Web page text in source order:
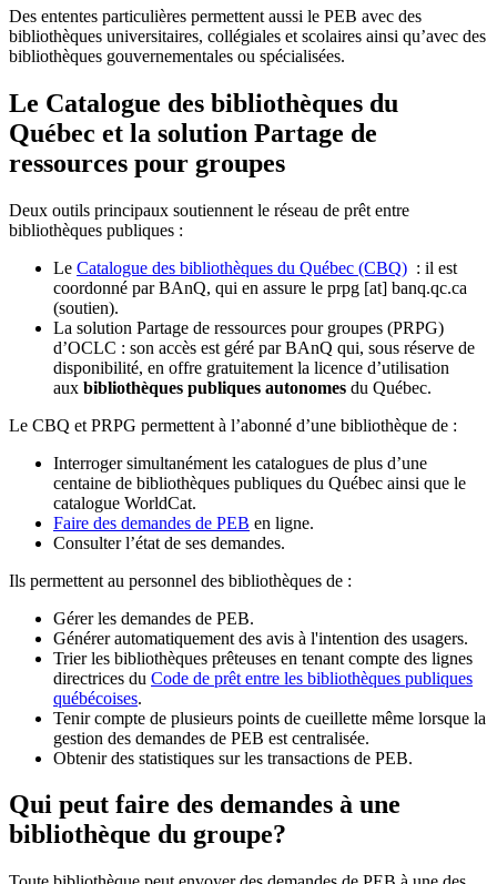
Des ententes particulières permettent aussi le PEB avec des
bibliothèques universitaires, collégiales et scolaires ainsi qu’avec des
bibliothèques gouvernementales ou spécialisées.
Le Catalogue des bibliothèques du
Québec et la solution Partage de
ressources pour groupes
Deux outils principaux soutiennent le réseau de prêt entre
bibliothèques publiques :
Le Catalogue des bibliothèques du Québec (CBQ) : il est
coordonné par BAnQ, qui en assure le prpg [at] banq.qc.ca
(soutien).
La solution Partage de ressources pour groupes (PRPG)
d’OCLC : son accès est géré par BAnQ qui, sous réserve de
disponibilité, en offre gratuitement la licence d’utilisation
aux bibliothèques publiques autonomes du Québec.
Le CBQ et PRPG permettent à l’abonné d’une bibliothèque de :
Interroger simultanément les catalogues de plus d’une
centaine de bibliothèques publiques du Québec ainsi que le
catalogue WorldCat.
Faire des demandes de PEB en ligne.
Consulter l’état de ses demandes.
Ils permettent au personnel des bibliothèques de :
Gérer les demandes de PEB.
Générer automatiquement des avis à l'intention des usagers.
Trier les bibliothèques prêteuses en tenant compte des lignes
directrices du Code de prêt entre les bibliothèques publiques
québécoises.
Tenir compte de plusieurs points de cueillette même lorsque la
gestion des demandes de PEB est centralisée.
Obtenir des statistiques sur les transactions de PEB.
Qui peut faire des demandes à une
bibliothèque du groupe?